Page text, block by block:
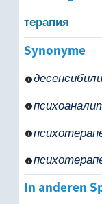
терапия
Synonyme
In anderen